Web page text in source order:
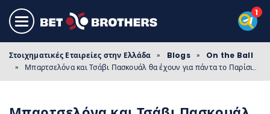
Στοιχηματικές Εταιρείες στην Ελλάδα » Blogs »
On the Ball
»
Μπαρτσελόνα και Τσάβι Πασκουάλ θα έχουν για πάντα το Παρίσι…